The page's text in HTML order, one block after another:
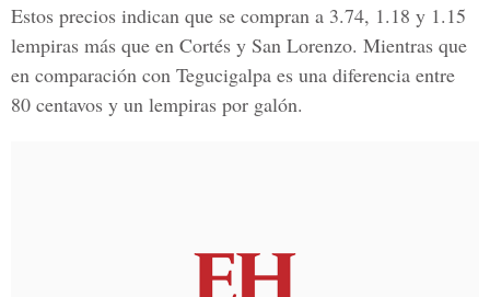
Estos precios indican que se compran a 3.74, 1.18 y 1.15
lempiras más que en Cortés y San Lorenzo. Mientras que
en comparación con Tegucigalpa es una diferencia entre
80 centavos y un lempiras por galón.